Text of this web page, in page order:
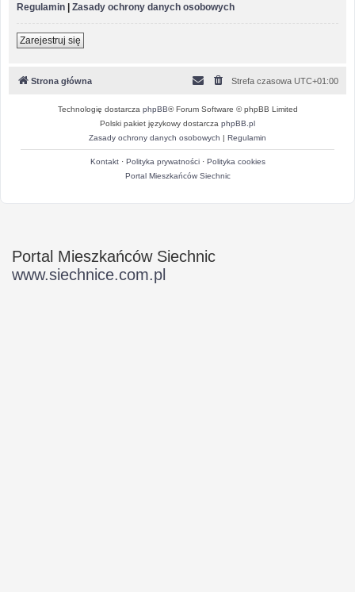
Regulamin | Zasady ochrony danych osobowych
Zarejestruj się
Strona główna Strefa czasowa UTC+01:00
Technologię dostarcza phpBB® Forum Software © phpBB Limited
Polski pakiet językowy dostarcza phpBB.pl
Zasady ochrony danych osobowych | Regulamin
Kontakt· Polityka prywatności· Polityka cookies
Portal Mieszkańców Siechnic
Portal Mieszkańców Siechnic
www.siechnice.com.pl